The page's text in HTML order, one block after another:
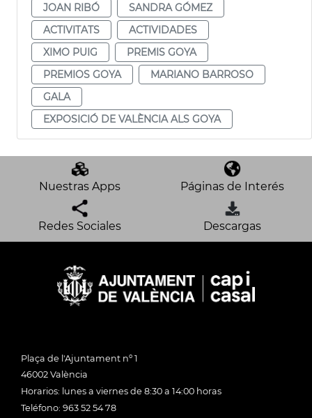
JOAN RIBÓ
SANDRA GÓMEZ
ACTIVITATS
ACTIVIDADES
XIMO PUIG
PREMIS GOYA
PREMIOS GOYA
MARIANO BARROSO
GALA
EXPOSICIÓ DE VALÈNCIA ALS GOYA
Nuestras Apps Páginas de Interés
Redes Sociales Descargas
Plaça de l'Ajuntament nº 1
46002 València
Horarios: lunes a viernes de 8:30 a 14:00 horas
Teléfono: 963 52 54 78